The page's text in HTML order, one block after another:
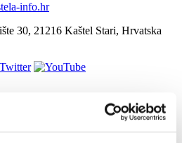
info.hr
30, 21216 Kaštel Stari, Hrvatska
pismo moja"